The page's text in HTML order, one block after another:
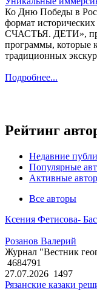
Ко Дню Победы в
формат
СЧАСТЬЯ. ДЕТИ»,
программы, которые
традиционных
Подробнее...
Рейтинг
Недавние
Популярные
Активные
Все авторы
Ксения Фетисова-
Розанов Валерий
Журнал "Вестник
4684791
27.07.2026 1497
Рязанские казаки